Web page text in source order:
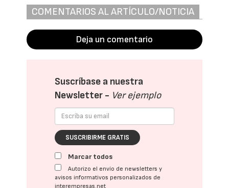
COMENTARIOS AL ARTÍCULO/NOTICIA
Deja un comentario
Suscríbase a nuestra
Newsletter - Ver ejemplo
SUSCRIBIRME GRATIS
Marcar todos
Autorizo el envío de newsletters y
avisos informativos personalizados de
interempresas.net